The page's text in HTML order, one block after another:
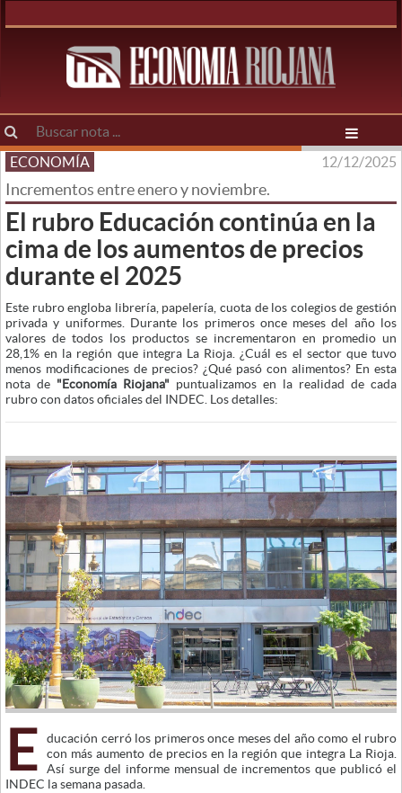
ECONOMÍA 12/12/2025
Incrementos entre enero y noviembre.
El rubro Educación continúa en la
cima de los aumentos de precios
durante el 2025
Este rubro engloba librería, papelería, cuota de los colegios de gestión
privada y uniformes. Durante los primeros once meses del año los
valores de todos los productos se incrementaron en promedio un
28,1% en la región que integra La Rioja. ¿Cuál es el sector que tuvo
menos modificaciones de precios? ¿Qué pasó con alimentos? En esta
nota de "Economía Riojana" puntualizamos en la realidad de cada
rubro con datos oficiales del INDEC. Los detalles:
E
ducación cerró los primeros once meses del año como el rubro
con más aumento de precios en la región que integra La Rioja.
Así surge del informe mensual de incrementos que publicó el
INDEC la semana pasada.